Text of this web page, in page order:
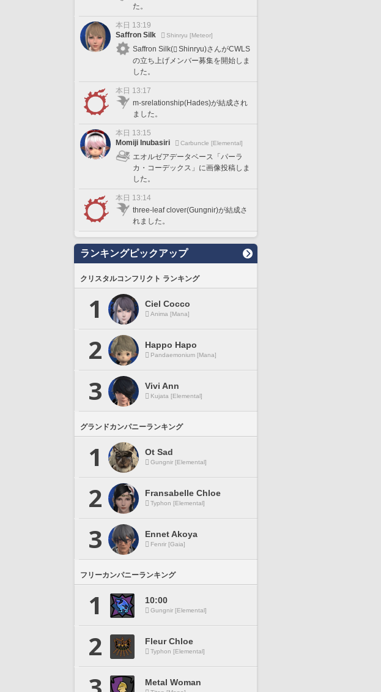
た。
本日 13:19
Saffron Silk
Shinryu [Meteor]
Saffron Silk(
Shinryu)さんがCWLS
の立ち上げメンバー募集を開始しま
した。
本日 13:17
m-srelationship(Hades)が結成され
ました。
本日 13:15
Momiji Inubasiri
Carbuncle [Elemental]
エオルゼアデータベース「パーラ
カ・コーデックス」に画像投稿しま
した。
本日 13:14
three-leaf clover(Gungnir)が結成さ
れました。
ランキングピックアップ
クリスタルコンフリクト ランキング
1 Ciel Cocco
Anima [Mana]
2 Happo Hapo
Pandaemonium [Mana]
3 Vivi Ann
Kujata [Elemental]
グランドカンパニーランキング
1 Ot Sad
Gungnir [Elemental]
2 Fransabelle Chloe
Typhon [Elemental]
3 Ennet Akoya
Fenrir [Gaia]
フリーカンパニーランキング
1 10:00
Gungnir [Elemental]
2 Fleur Chloe
Typhon [Elemental]
Metal Woman